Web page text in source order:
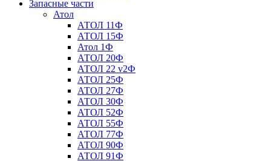
Запасные части
Атол
АТОЛ 11Ф
АТОЛ 15Ф
Атол 1Ф
АТОЛ 20Ф
АТОЛ 22 v2Ф
АТОЛ 25Ф
АТОЛ 27Ф
АТОЛ 30Ф
АТОЛ 52Ф
АТОЛ 55Ф
АТОЛ 77Ф
АТОЛ 90Ф
АТОЛ 91Ф